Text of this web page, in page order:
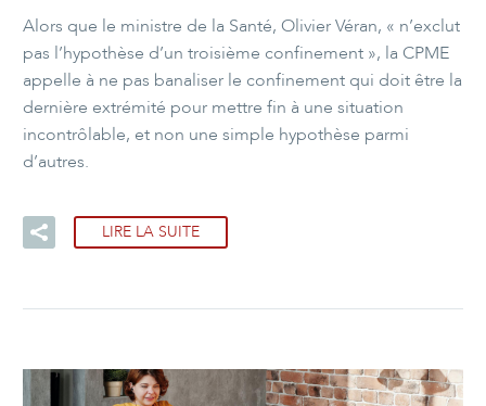
Alors que le ministre de la Santé, Olivier Véran, « n’exclut
pas l’hypothèse d’un troisième confinement », la CPME
appelle à ne pas banaliser le confinement qui doit être la
dernière extrémité pour mettre fin à une situation
incontrôlable, et non une simple hypothèse parmi
d’autres.
LIRE LA SUITE